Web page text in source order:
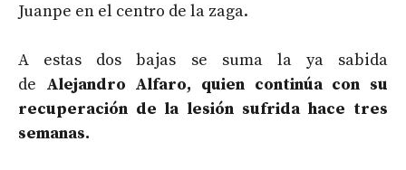
Juanpe en el centro de la zaga.
A estas dos bajas se suma la ya sabida
de Alejandro Alfaro, quien continúa con su
recuperación de la lesión sufrida hace tres
semanas.